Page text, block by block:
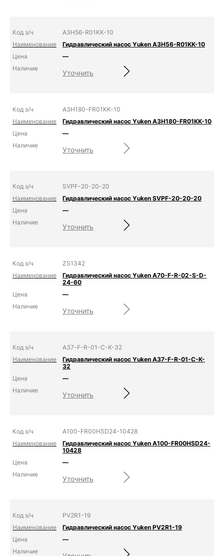
A3H56-R01KK-10
Гидравлический насос Yuken A3H56-R01KK-10
—
Уточнить
A3H180-FR01KK-10
Гидравлический насос Yuken A3H180-FR01KK-10
—
Уточнить
SVPF-20-20-20
Гидравлический насос Yuken SVPF-20-20-20
—
Уточнить
ZS1342
Гидравлический насос Yuken A70-F-R-02-S-D-
24-60
—
Уточнить
A37-F-R-01-C-K-32
Гидравлический насос Yuken A37-F-R-01-C-K-
32
—
Уточнить
A100-FR00HSD24-10428
Гидравлический насос Yuken A100-FR00HSD24-
10428
—
Уточнить
PV2R1-19
Гидравлический насос Yuken PV2R1-19
—